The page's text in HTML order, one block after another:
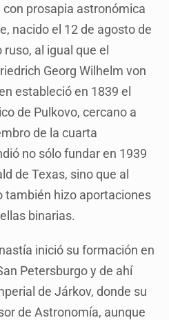
prosapia astronómica
nacido el 12 de agosto de
al igual que el
Georg Wilhelm von
estableció en 1839 el
de Pulkovo, cercano a
de la cuarta
no sólo fundar en 1939
de Texas, sino que al
también hizo aportaciones
binarias.
inició su formación en
Petersburgo y de ahí
de Járkov, donde su
de Astronomía, aunque